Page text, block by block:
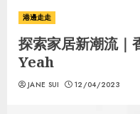
港邊走走
探索家居新潮流｜
Yeah
JANE SUI 12/04/2023